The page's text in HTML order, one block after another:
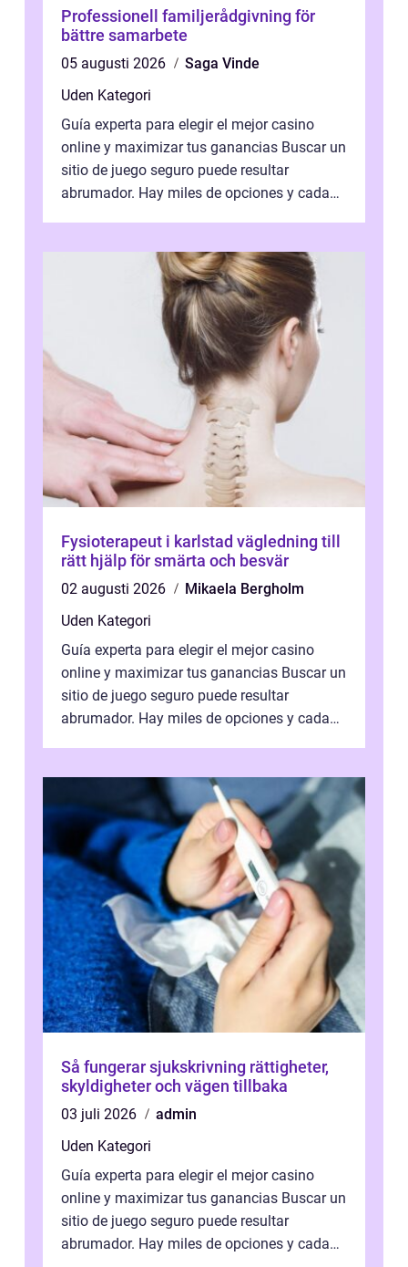
Professionell familjerådgivning för
bättre samarbete
05 augusti 2026
Saga Vinde
Uden Kategori
Guía experta para elegir el mejor casino
online y maximizar tus ganancias Buscar un
sitio de juego seguro puede resultar
abrumador. Hay miles de opciones y cada
Fysioterapeut i karlstad vägledning till
rätt hjälp för smärta och besvär
02 augusti 2026
Mikaela Bergholm
Uden Kategori
Guía experta para elegir el mejor casino
online y maximizar tus ganancias Buscar un
sitio de juego seguro puede resultar
abrumador. Hay miles de opciones y cada
Så fungerar sjukskrivning rättigheter,
skyldigheter och vägen tillbaka
03 juli 2026
admin
Uden Kategori
Guía experta para elegir el mejor casino
online y maximizar tus ganancias Buscar un
sitio de juego seguro puede resultar
abrumador. Hay miles de opciones y cada